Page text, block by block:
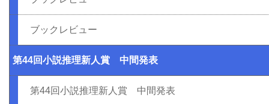
ブックレビュー
第44回小説推理新人賞 中間発表
第44回小説推理新人賞 中間発表